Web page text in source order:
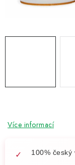
Více informací
100% český